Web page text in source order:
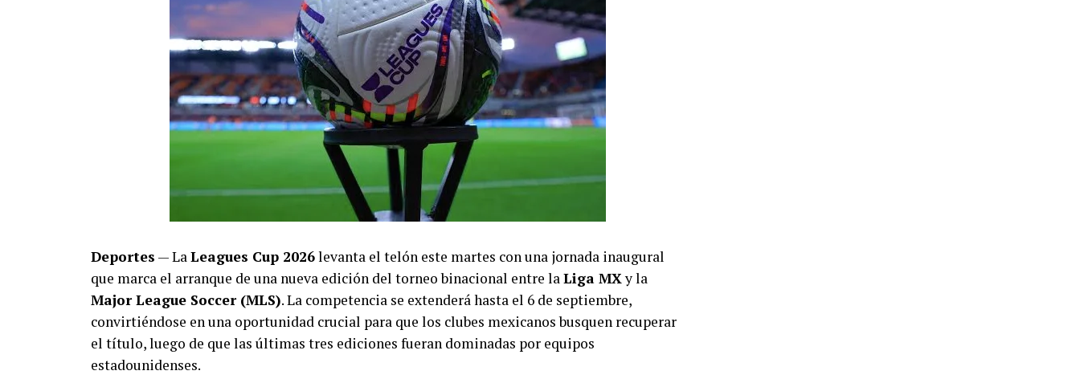
Deportes — LaLeagues Cup 2026levanta el telón este martes con una jornada inaugural
que marca el arranque de una nueva edición del torneo binacional entre laLiga MXy la
Major League Soccer (MLS). La competencia se extenderá hasta el 6 de septiembre,
convirtiéndose en una oportunidad crucial para que los clubes mexicanos busquen recuperar
el título, luego de que las últimas tres ediciones fueran dominadas por equipos
estadounidenses.